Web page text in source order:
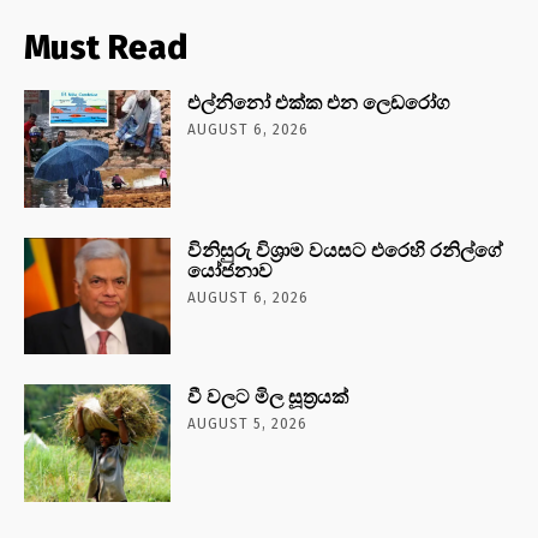
Must Read
එල්නිනෝ එක්ක එන ලෙඩරෝග
AUGUST 6, 2026
විනිසුරු විශ්‍රාම වයසට එරෙහි රනිල්ගේ
යෝජනාව
AUGUST 6, 2026
වී වලට මිල සූත්‍රයක්
AUGUST 5, 2026